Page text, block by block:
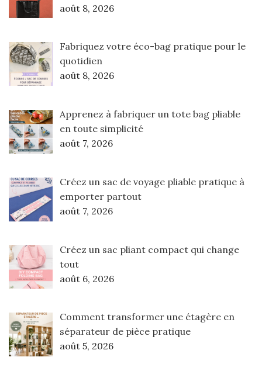
août 8, 2026
Fabriquez votre éco-bag pratique pour le
quotidien
août 8, 2026
Apprenez à fabriquer un tote bag pliable
en toute simplicité
août 7, 2026
Créez un sac de voyage pliable pratique à
emporter partout
août 7, 2026
Créez un sac pliant compact qui change
tout
août 6, 2026
Comment transformer une étagère en
séparateur de pièce pratique
août 5, 2026